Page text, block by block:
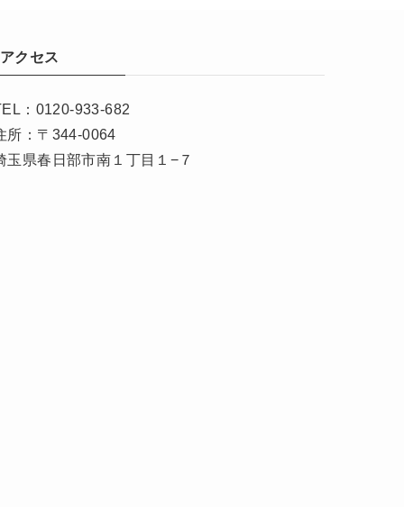
アクセス
：0120-933-682
所：〒344-0064
玉県春日部市南１丁目１−７